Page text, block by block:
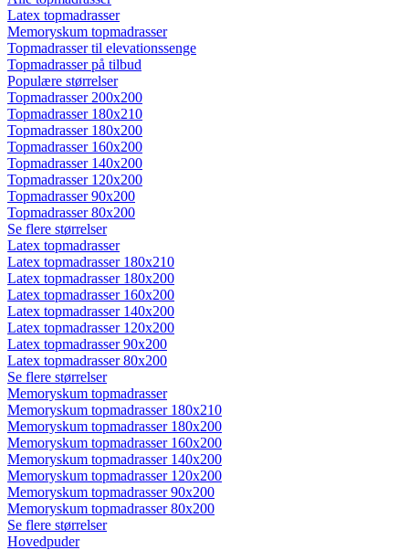
Latex topmadrasser
Memoryskum topmadrasser
Topmadrasser til elevationssenge
Topmadrasser på tilbud
Populære størrelser
Topmadrasser 200x200
Topmadrasser 180x210
Topmadrasser 180x200
Topmadrasser 160x200
Topmadrasser 140x200
Topmadrasser 120x200
Topmadrasser 90x200
Topmadrasser 80x200
Se flere størrelser
Latex topmadrasser
Latex topmadrasser 180x210
Latex topmadrasser 180x200
Latex topmadrasser 160x200
Latex topmadrasser 140x200
Latex topmadrasser 120x200
Latex topmadrasser 90x200
Latex topmadrasser 80x200
Se flere størrelser
Memoryskum topmadrasser
Memoryskum topmadrasser 180x210
Memoryskum topmadrasser 180x200
Memoryskum topmadrasser 160x200
Memoryskum topmadrasser 140x200
Memoryskum topmadrasser 120x200
Memoryskum topmadrasser 90x200
Memoryskum topmadrasser 80x200
Se flere størrelser
Hovedpuder